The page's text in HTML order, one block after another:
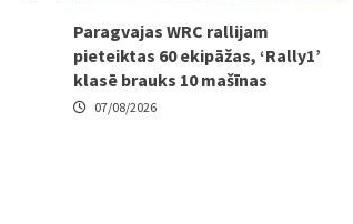
Paragvajas WRC rallijam
pieteiktas 60 ekipāžas, ‘Rally1’
klasē brauks 10 mašīnas
07/08/2026